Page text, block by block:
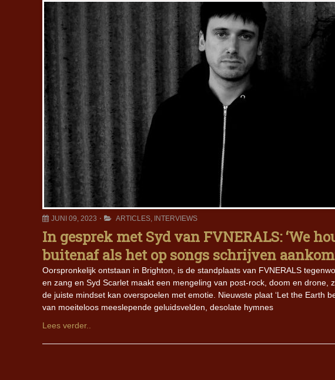
JUNI 09, 2023 ARTICLES, INTERVIEWS
In gesprek met Syd van FVNERALS: ‘We
buitenaf als het op songs schrijven
Oorspronkelijk ontstaan in Brighton, is de standplaats van FVNERALS
en zang en Syd Scarlet maakt een mengeling van post-rock, doom en drone,
de juiste mindset kan overspoelen met emotie. Nieuwste plaat ‘Let the Earth
van moeiteloos meeslepende geluidsvelden, desolate hymnes
Lees verder..